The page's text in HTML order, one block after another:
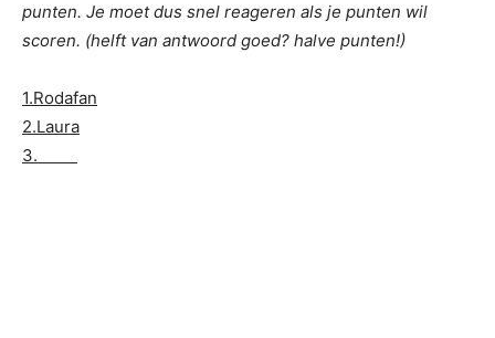
punten. Je moet dus snel reageren als je punten wil
scoren. (helft van antwoord goed? halve punten!)
1.Rodafan
2.Laura
3.